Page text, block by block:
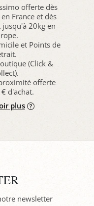
offerte dès
France et dès
20kg en
et Points de
(Click &
offerte
d'achat.
plus
newsletter